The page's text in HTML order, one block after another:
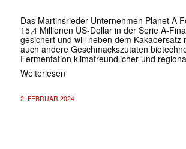
Das Martinsrieder Unternehmen Planet A
15,4 Millionen US-Dollar in der Serie A-
gesichert und will neben dem Kakaoersatz
auch andere Geschmackszutaten
Fermentation klimafreundlicher und
Weiterlesen
2. FEBRUAR 2024